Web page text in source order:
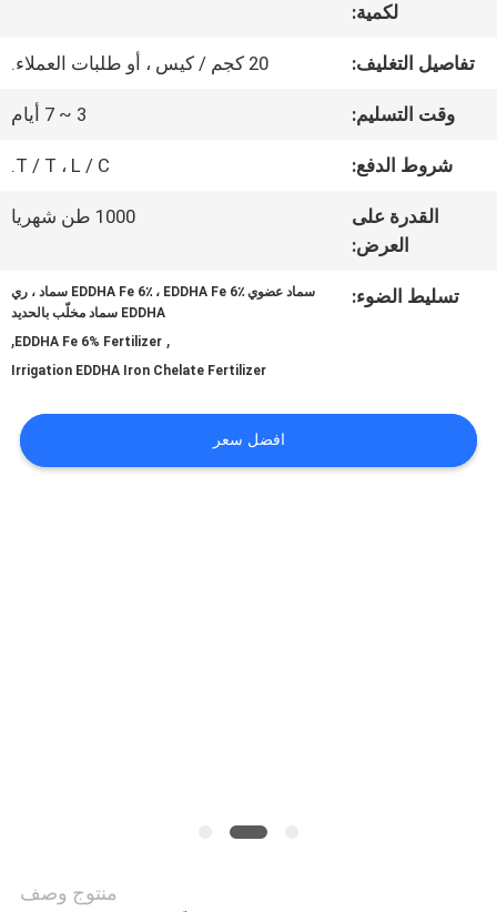
جولة
المعمل
مراقبة
اتصل
بنا
لكمية:
تفاصيل التغليف: 20 كجم / كيس ، أو طلبات العملاء.
وقت التسليم: 3 ~ 7 أيام
شروط الدفع: T / T ، L / C.
القدرة على
العرض:
1000 طن شهريا
تسليط الضوء:
سماد عضوي EDDHA Fe 6٪ ، EDDHA Fe 6٪ سماد ، ري
EDDHA سماد مخلّب بالحديد
,
EDDHA Fe 6% Fertilizer
,
Irrigation EDDHA Iron Chelate Fertilizer
افضل سعر
منتوج وصف